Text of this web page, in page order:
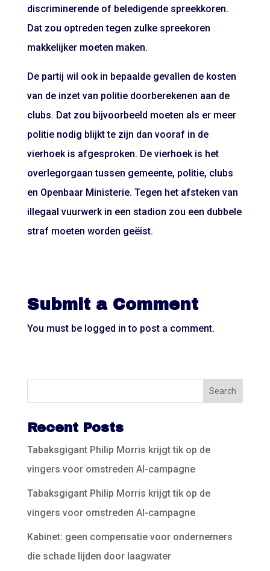
discriminerende of beledigende spreekkoren.
Dat zou optreden tegen zulke spreekoren
makkelijker moeten maken.
De partij wil ook in bepaalde gevallen de kosten
van de inzet van politie doorberekenen aan de
clubs. Dat zou bijvoorbeeld moeten als er meer
politie nodig blijkt te zijn dan vooraf in de
vierhoek is afgesproken. De vierhoek is het
overlegorgaan tussen gemeente, politie, clubs
en Openbaar Ministerie. Tegen het afsteken van
illegaal vuurwerk in een stadion zou een dubbele
straf moeten worden geëist.
Submit a Comment
You must be logged in to post a comment.
Recent Posts
Tabaksgigant Philip Morris krijgt tik op de
vingers voor omstreden AI-campagne
Tabaksgigant Philip Morris krijgt tik op de
vingers voor omstreden AI-campagne
Kabinet: geen compensatie voor ondernemers
die schade lijden door laagwater